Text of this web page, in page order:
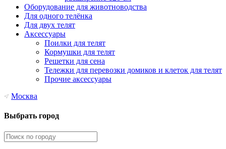
Оборудование для животноводства
Для одного телёнка
Для двух телят
Аксессуары
Поилки для телят
Кормушки для телят
Решетки для сена
Тележки для перевозки домиков и клеток для телят
Прочие аксессуары
Москва
Выбрать город